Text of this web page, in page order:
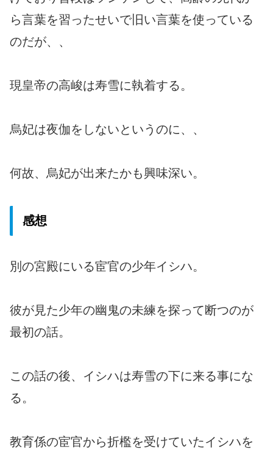
ら言葉を習ったせいで旧い言葉を使っている
のだが、、
現皇帝の高峻は寿雪に執着する。
烏妃は夜伽をしないというのに、、
何故、烏妃が出来たかも興味深い。
感想
別の宮殿にいる宦官の少年イシハ。
彼が見た少年の幽鬼の未練を探って断つのが
最初の話。
この話の後、イシハは寿雪の下に来る事にな
る。
教育係の宦官から折檻を受けていたイシハを